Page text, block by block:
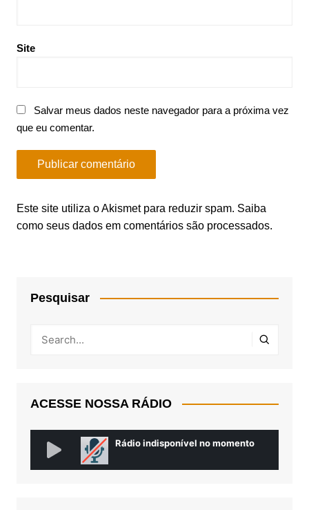
Site
Salvar meus dados neste navegador para a próxima vez
que eu comentar.
Este site utiliza o Akismet para reduzir spam. Saiba
como seus dados em comentários são processados.
Pesquisar
ACESSE NOSSA RÁDIO